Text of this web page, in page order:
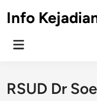
toInfo
Main
RSUD Dr